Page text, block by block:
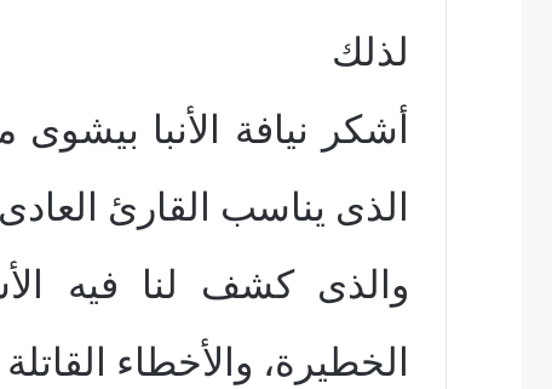
لذلك
أشكر نيافة الأنبا
الذى يناسب القارئ
والذى كشف لنا فيه
الخطيرة، والأخطاء